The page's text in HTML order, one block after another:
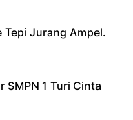
Jurang Ampel.
SMPN 1 Turi Cinta